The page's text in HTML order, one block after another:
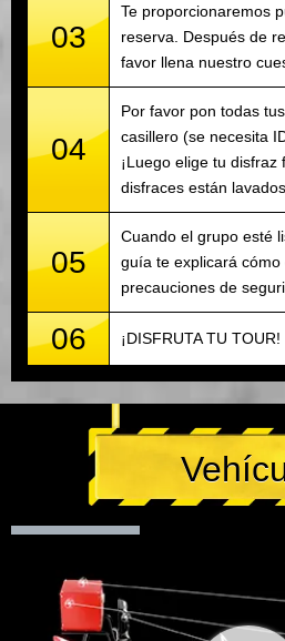
03
Te proporcionaremos
reserva. Después de
favor llena nuestro
04
Por favor pon todas
casillero (se necesita
¡Luego elige tu disfraz
disfraces están lavados.
05
Cuando el grupo esté
guía te explicará cómo
precauciones de
06 ¡DISFRUTA TU TOUR!